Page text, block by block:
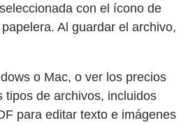
con el ícono de
Al guardar el archivo,
o Mac, o ver los precios
tipos de archivos, incluidos
para editar texto e imágenes